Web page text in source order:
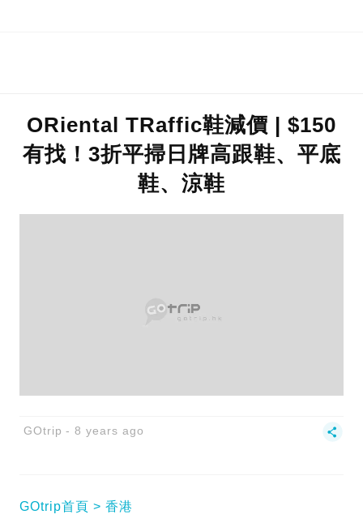
ORiental TRaffic鞋減價 | $150
有找！3折平掃日牌高跟鞋、平底
鞋、涼鞋
GOtrip 8 years ago
GOtrip首頁 香港